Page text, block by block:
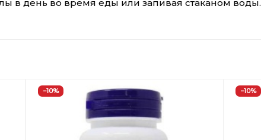
в день во время еды или запивая стаканом воды.
−10% −10%